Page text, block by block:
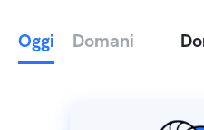
Oggi Domani